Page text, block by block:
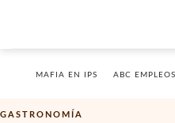
MAFIA EN IPS ABC EMPLEOS
GASTRONOMÍA